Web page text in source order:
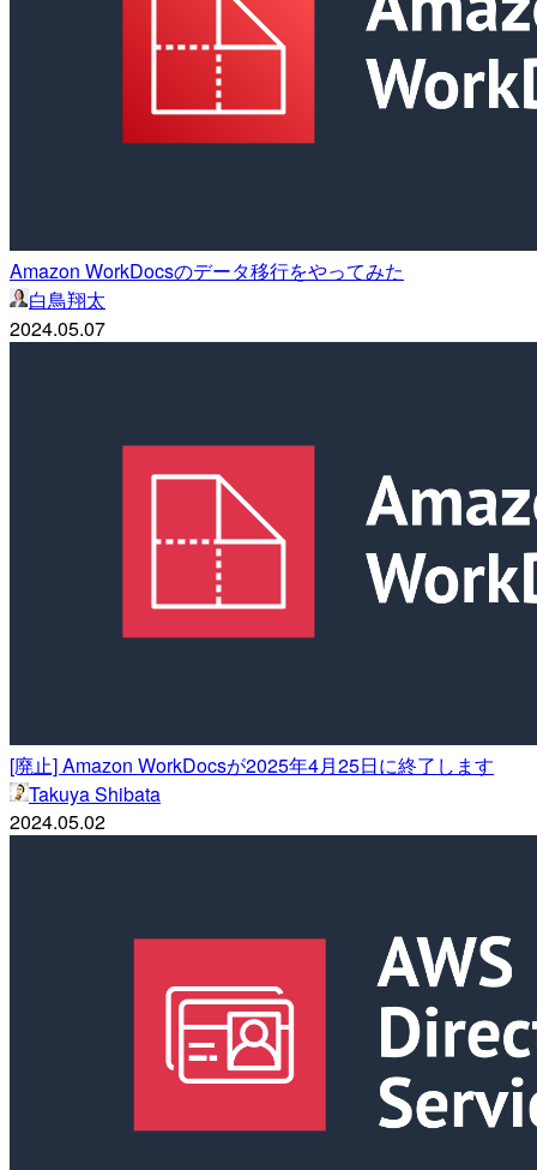
Amazon WorkDocsのデータ移行をやってみた
白鳥翔太
2024.05.07
[廃止] Amazon WorkDocsが2025年4月25日に終了します
Takuya Shibata
2024.05.02